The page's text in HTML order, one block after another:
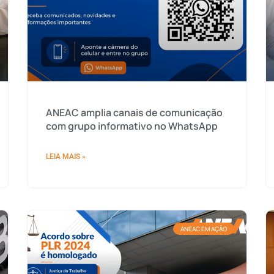
ANEAC amplia canais de comunicação
com grupo informativo no WhatsApp
LEIA MAIS »
ANEAC EM AÇÃO